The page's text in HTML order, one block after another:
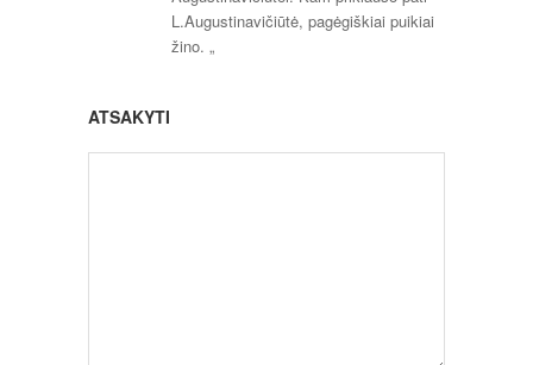
L.Augustinavičiūtė, pagėgiškiai puikiai
žino. „
ATSAKYTI